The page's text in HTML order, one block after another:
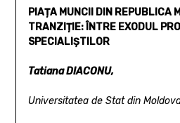
PIAȚA MUNCII DIN REPUBLICA
TRANZIȚIE: ÎNTRE EXODUL
SPECIALIȘTILOR
Tatiana DIACONU,
Universitatea de Stat din